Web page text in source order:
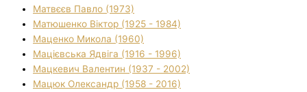
Матвєєв Павло (1973)
Матюшенко Віктор (1925 - 1984)
Маценко Микола (1960)
Мацієвська Ядвіга (1916 - 1996)
Мацкевич Валентин (1937 - 2002)
Мацюк Олександр (1958 - 2016)